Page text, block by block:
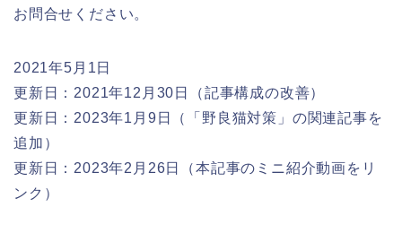
お問合せください。
2021年5月1日
更新日：2021年12月30日（記事構成の改善）
更新日：2023年1月9日（「野良猫対策」の関連記事を
追加）
更新日：2023年2月26日（本記事のミニ紹介動画をリ
ンク）